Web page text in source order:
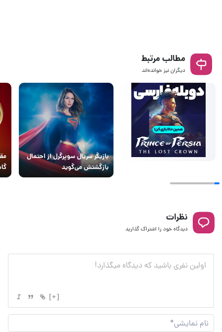
مطالب مرتبط
دیگران نیز خوانده‌اند
بازیگر سریال سوپرگرل از احتمال
بازگشتش می‌گوید
نظرات
دیدگاه خود را اشتراک گذارید
[+]
نام